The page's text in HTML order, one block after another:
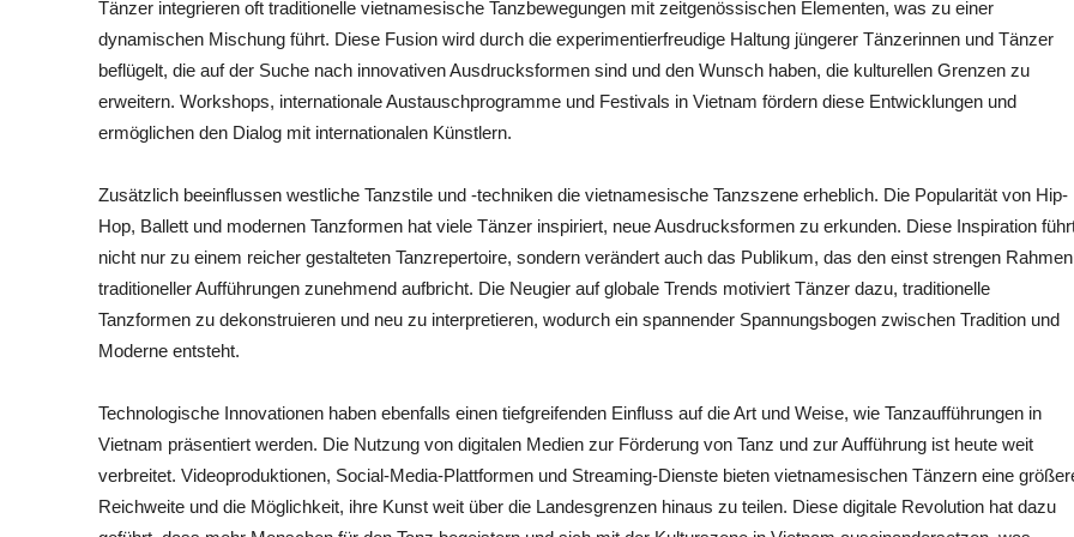
Tänzer integrieren oft traditionelle vietnamesische Tanzbewegungen mit zeitgenössischen Elementen, was zu einer
dynamischen Mischung führt. Diese Fusion wird durch die experimentierfreudige Haltung jüngerer Tänzerinnen und Tänzer
beflügelt, die auf der Suche nach innovativen Ausdrucksformen sind und den Wunsch haben, die kulturellen Grenzen zu
erweitern. Workshops, internationale Austauschprogramme und Festivals in Vietnam fördern diese Entwicklungen und
ermöglichen den Dialog mit internationalen Künstlern.
Zusätzlich beeinflussen westliche Tanzstile und -techniken die vietnamesische Tanzszene erheblich. Die Popularität von Hip-
Hop, Ballett und modernen Tanzformen hat viele Tänzer inspiriert, neue Ausdrucksformen zu erkunden. Diese Inspiration
nicht nur zu einem reicher gestalteten Tanzrepertoire, sondern verändert auch das Publikum, das den einst strengen Rahmen
traditioneller Aufführungen zunehmend aufbricht. Die Neugier auf globale Trends motiviert Tänzer dazu, traditionelle
Tanzformen zu dekonstruieren und neu zu interpretieren, wodurch ein spannender Spannungsbogen zwischen Tradition und
Moderne entsteht.
Technologische Innovationen haben ebenfalls einen tiefgreifenden Einfluss auf die Art und Weise, wie Tanzaufführungen in
Vietnam präsentiert werden. Die Nutzung von digitalen Medien zur Förderung von Tanz und zur Aufführung ist heute weit
verbreitet. Videoproduktionen, Social-Media-Plattformen und Streaming-Dienste bieten vietnamesischen Tänzern eine
Reichweite und die Möglichkeit, ihre Kunst weit über die Landesgrenzen hinaus zu teilen. Diese digitale Revolution hat dazu